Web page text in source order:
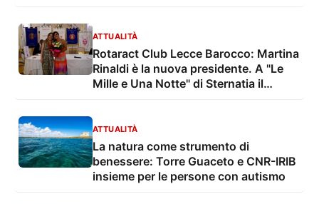
ATTUALITÀ
Rotaract Club Lecce Barocco: Martina
Rinaldi è la nuova presidente. A "Le
Mille e Una Notte" di Sternatia il
ATTUALITÀ
La natura come strumento di
benessere: Torre Guaceto e CNR-IRIB
insieme per le persone con autismo